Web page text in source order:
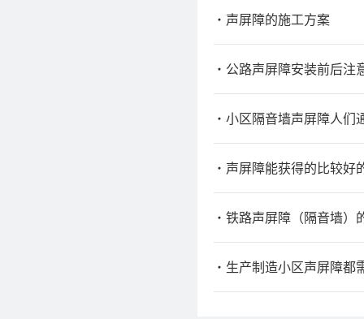
声屏障的施工方案
公路声屏障安装前后注
小区隔音墙声屏障人们
声屏障能获得的比较好
铁路声屏障（隔音墙）
生产制造小区声屏障都